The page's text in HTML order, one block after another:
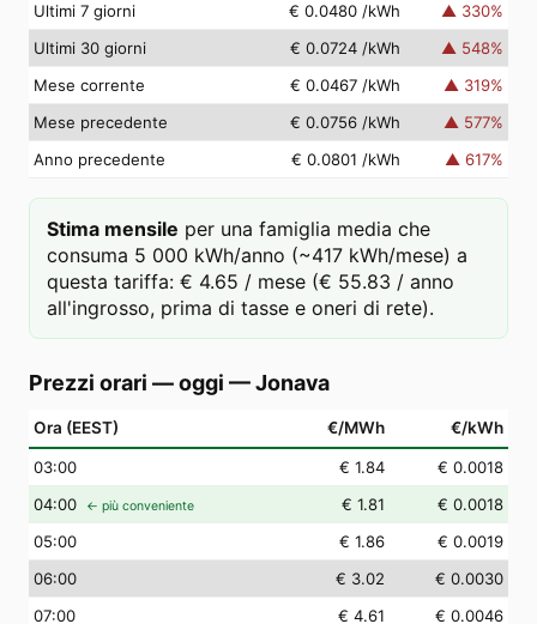
Ultimi 7 giorni
€ 0.0480 /kWh ▲ 330%
Ultimi 30 giorni
€ 0.0724 /kWh ▲ 548%
Mese corrente
€ 0.0467 /kWh ▲ 319%
Mese precedente
€ 0.0756 /kWh ▲ 577%
Anno precedente
€ 0.0801 /kWh ▲ 617%
Stima mensile per una famiglia media che
consuma 5 000 kWh/anno (~417 kWh/mese) a
questa tariffa: € 4.65 / mese (€ 55.83 / anno
all'ingrosso, prima di tasse e oneri di rete).
Prezzi orari — oggi —Jonava
Ora (EEST) €/MWh €/kWh
03:00 € 1.84
€ 0.0018
04:00 ← più conveniente € 1.81
€ 0.0018
05:00 € 1.86
€ 0.0019
06:00 € 3.02
€ 0.0030
07:00 € 4.61
€ 0.0046